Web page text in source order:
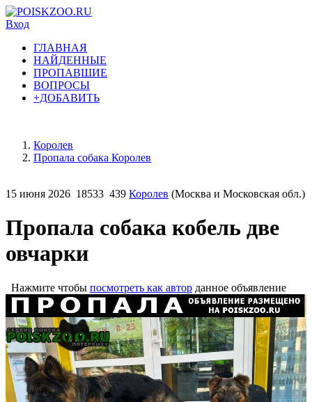
Вход
ГЛАВНАЯ
НАЙДЕННЫЕ
ПРОПАВШИЕ
ВОПРОСЫ
+ДОБАВИТЬ
Королев
Пропала собака Королев
15 июня 2026 18533 439 Королев (Москва и Московская обл.)
Пропала собака кобель две
овчарки
Нажмите чтобы посмотреть как автор данное объявление